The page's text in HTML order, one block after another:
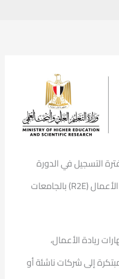
التسجيل في الدورة
الخامسة من برنامج تأهيل الباحثين لريادة الأعمال (R2E) بالجامعات
ريادة الأعمال،
إلى شركات ناشئة أو